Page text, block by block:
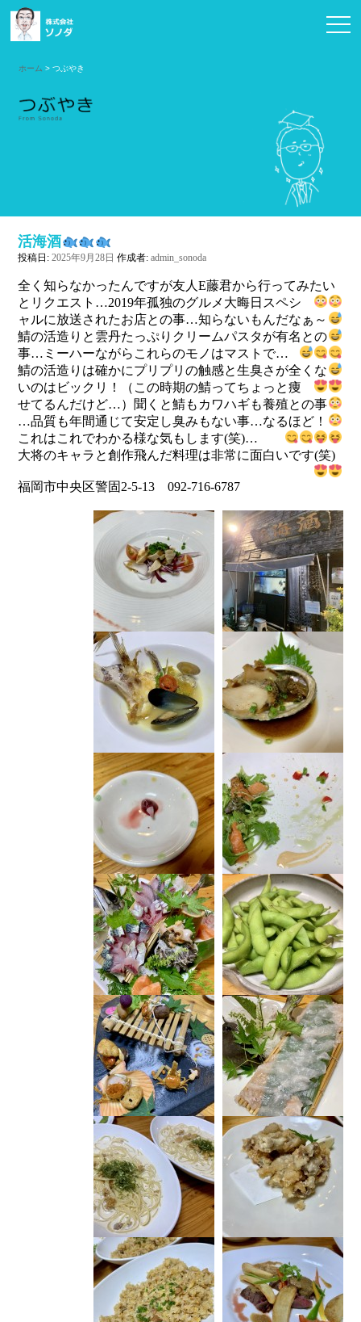
ホーム > つぶやき
お問い合わせ
活海酒
投稿日: 2025年9月28日 作成者: admin_sonoda
全く知らなかったんですが友人E藤君から行ってみたい
とリクエスト …2019年孤独のグルメ大晦日スペシ
ャルに放送されたお店との事…知らないもんだなぁ～
鯖の活造りと雲丹たっぷりクリームパスタが有名との
事… ミーハーながらこれらのモノはマストで…
鯖の活造りは確かにプリプリの触感と生臭さが全くな
いのはビックリ！
（この時期の鯖ってちょっと痩
せてるんだけど…）聞くと鯖もカワハギも養殖との事
…品質も年間通じて安定し臭みもない事…なるほど！
これはこれでわかる様な気もします(笑)…
大将のキャラと創作飛んだ料理は非常に面白いです(笑)
福岡市中央区警固2-5-13 092-716-6787